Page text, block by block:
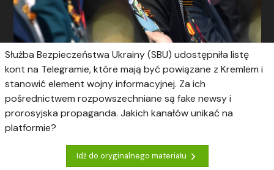
Służba Bezpieczeństwa Ukrainy (SBU) udostępniła listę
kont na Telegramie, które mają być powiązane z Kremlem i
stanowić element wojny informacyjnej. Za ich
pośrednictwem rozpowszechniane są fake newsy i
prorosyjska propaganda. Jakich kanałów unikać na
platformie?
Idź do oryginalnego materiału